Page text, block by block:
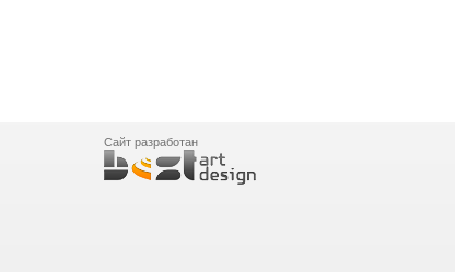
Сайт разработан